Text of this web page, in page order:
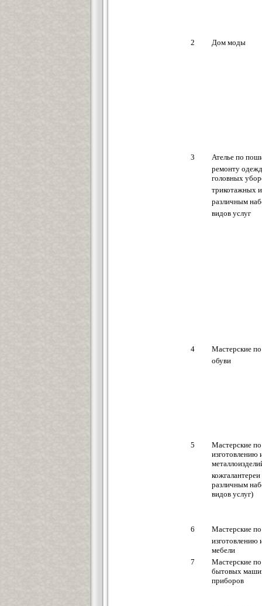
2 Дом моды
3
Ателье по
ремонту
головных
трикотажных
различным
видов услуг
4
Мастерские
обуви
5
Мастерские по
изготовлению
кожгалантереи
различным
видов услуг)
6
Мастерские по
изготовлению
мебели
7
Мастерские
бытовых
приборов